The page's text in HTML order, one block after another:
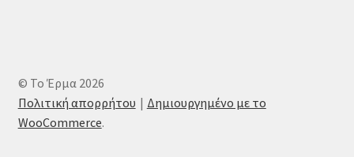
© Το Έρμα 2026
Πολιτική απορρήτου
Δημιουργημένο με το
WooCommerce.